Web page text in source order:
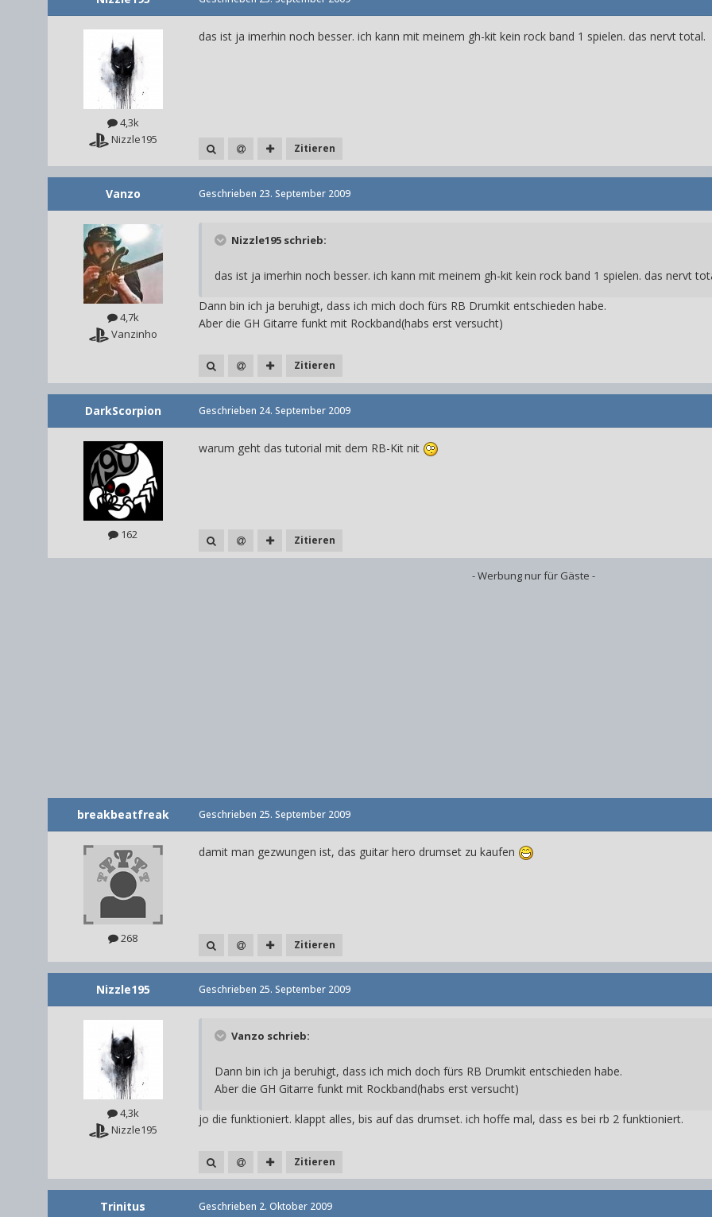
4,3k
Nizzle195
das ist ja imerhin noch besser. ich kann mit meinem gh-kit kein rock band 1 spielen. das nervt total.
Zitieren
Vanzo
4,7k
Vanzinho
Geschrieben 23. September 2009
Nizzle195 schrieb:
das ist ja imerhin noch besser. ich kann mit meinem gh-kit kein rock band 1 spielen. das nervt
Dann bin ich ja beruhigt, dass ich mich doch fürs RB Drumkit entschieden habe.
Aber die GH Gitarre funkt mit Rockband(habs erst versucht)
Zitieren
DarkScorpion
162
Geschrieben 24. September 2009
warum geht das tutorial mit dem RB-Kit nit
Zitieren
- Werbung nur für Gäste -
breakbeatfreak
268
Geschrieben 25. September 2009
damit man gezwungen ist, das guitar hero drumset zu kaufen
Zitieren
Nizzle195
4,3k
Nizzle195
Geschrieben 25. September 2009
Vanzo schrieb:
Dann bin ich ja beruhigt, dass ich mich doch fürs RB Drumkit entschieden habe.
Aber die GH Gitarre funkt mit Rockband(habs erst versucht)
jo die funktioniert. klappt alles, bis auf das drumset. ich hoffe mal, dass es bei rb 2 funktioniert.
Zitieren
Trinitus Geschrieben 2. Oktober 2009